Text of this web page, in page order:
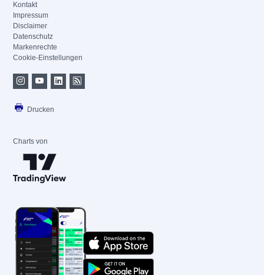
Kontakt
Impressum
Disclaimer
Datenschutz
Markenrechte
Cookie-Einstellungen
Drucken
Charts von